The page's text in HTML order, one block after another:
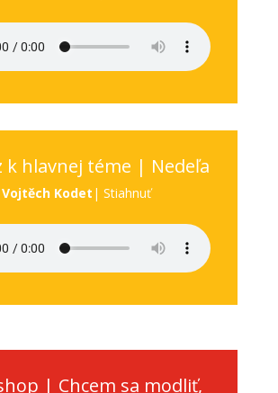
k hlavnej téme | Nedeľa
Vojtěch Kodet | Stiahnuť
| Chcem sa modliť,